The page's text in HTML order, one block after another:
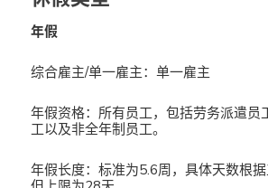
年假
综合雇主/单一雇主：单一雇主
年假资格：所有员工，包括劳务派遣员
工以及非全年制员工。
年假长度：标准为5.6周，具体天数根据